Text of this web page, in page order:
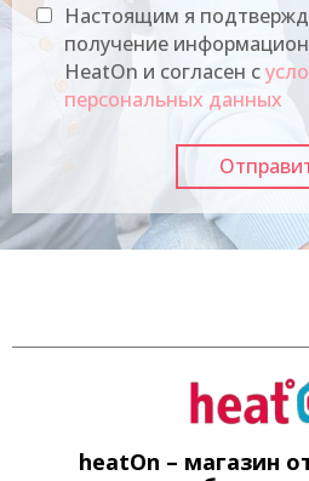
Настоящим я
получение
HeatOn и согласен с
персональных данных
heatOn – магазин